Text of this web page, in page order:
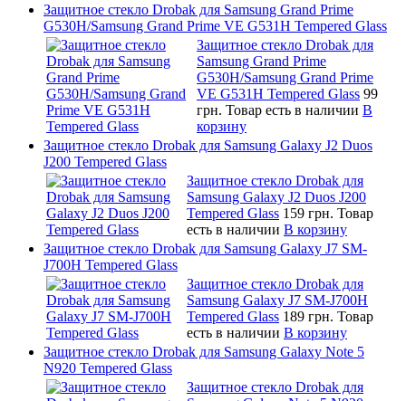
Защитное стекло Drobak для Samsung Grand Prime
G530H/Samsung Grand Prime VE G531H Tempered Glass
Защитное стекло Drobak для
Samsung Grand Prime
G530H/Samsung Grand Prime
VE G531H Tempered Glass 99
грн. Товар есть в наличии В
корзину
Защитное стекло Drobak для Samsung Galaxy J2 Duos
J200 Tempered Glass
Защитное стекло Drobak для
Samsung Galaxy J2 Duos J200
Tempered Glass 159 грн. Товар
есть в наличии В корзину
Защитное стекло Drobak для Samsung Galaxy J7 SM-
J700H Tempered Glass
Защитное стекло Drobak для
Samsung Galaxy J7 SM-J700H
Tempered Glass 189 грн. Товар
есть в наличии В корзину
Защитное стекло Drobak для Samsung Galaxy Note 5
N920 Tempered Glass
Защитное стекло Drobak для